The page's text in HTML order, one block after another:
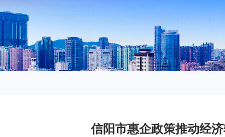
信阳市惠企政策推动经